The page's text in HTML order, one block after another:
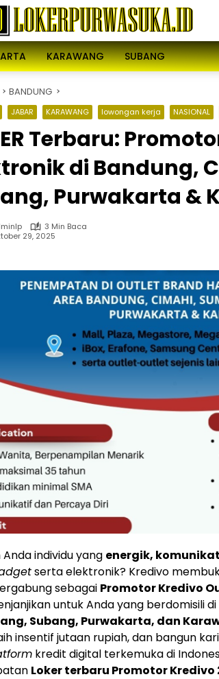
KARAWANG SUBANG
BANDUNG
JABAR KARAWANG lowongan kerja NASIONAL
Terbaru:
di Bandung,
Purwakarta &
3 Min Baca
29, 2025
individu yang energik,
serta elektronik? Kredivo
sebagai Promotor Kredivo
untuk Anda yang berdomisili
Subang, Purwakarta, dan
insentif jutaan rupiah, dan bangun
kredit digital terkemuka di
Loker terbaru Promotor Kredivo